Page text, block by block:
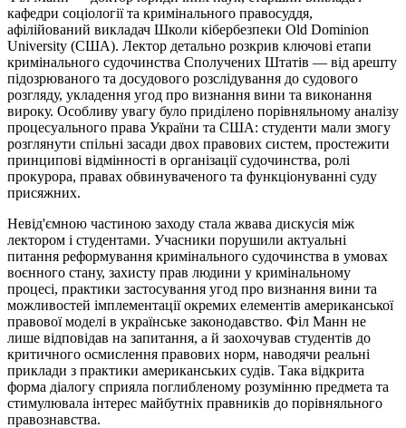
кафедри соціології та кримінального правосуддя,
афілійований викладач Школи кібербезпеки Old Dominion
University (США). Лектор детально розкрив ключові етапи
кримінального судочинства Сполучених Штатів — від арешту
підозрюваного та досудового розслідування до судового
розгляду, укладення угод про визнання вини та виконання
вироку. Особливу увагу було приділено порівняльному аналізу
процесуального права України та США: студенти мали змогу
розглянути спільні засади двох правових систем, простежити
принципові відмінності в організації судочинства, ролі
прокурора, правах обвинуваченого та функціонуванні суду
присяжних.
Невід'ємною частиною заходу стала жвава дискусія між
лектором і студентами. Учасники порушили актуальні
питання реформування кримінального судочинства в умовах
воєнного стану, захисту прав людини у кримінальному
процесі, практики застосування угод про визнання вини та
можливостей імплементації окремих елементів американської
правової моделі в українське законодавство. Філ Манн не
лише відповідав на запитання, а й заохочував студентів до
критичного осмислення правових норм, наводячи реальні
приклади з практики американських судів. Така відкрита
форма діалогу сприяла поглибленому розумінню предмета та
стимулювала інтерес майбутніх правників до порівняльного
правознавства.